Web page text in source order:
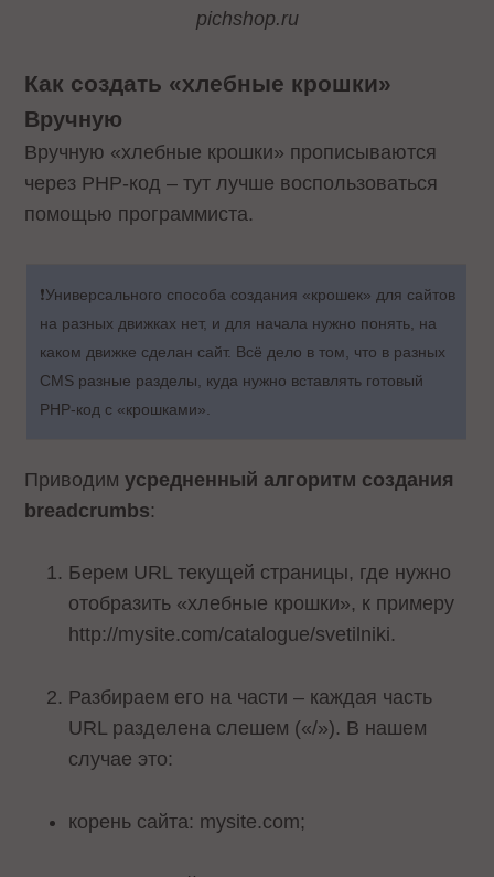
pichshop.ru
Как создать «хлебные крошки»
Вручную
Вручную «хлебные крошки» прописываются
через PHP-код – тут лучше воспользоваться
помощью программиста.
❗️Универсального способа создания «крошек» для сайтов
на разных движках нет, и для начала нужно понять, на
каком движке сделан сайт. Всё дело в том, что в разных
CMS разные разделы, куда нужно вставлять готовый
PHP-код с «крошками».
Приводимусредненный алгоритм создания
breadcrumbs:
Берем URL текущей страницы, где нужно
отобразить «хлебные крошки», к примеру
http://mysite.com/catalogue/svetilniki.
Разбираем его на части – каждая часть
URL разделена слешем («/»). В нашем
случае это:
корень сайта: mysite.com;